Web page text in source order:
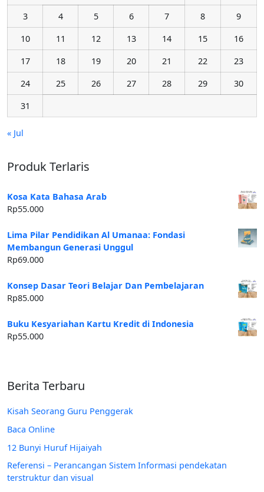
3
4 5 6 7 8
9
10
11 12 13 14 15
16
17
18 19 20 21 22
23
24
25 26 27 28 29
30
31
« Jul
Produk Terlaris
Kosa Kata Bahasa Arab
Rp55.000
Lima Pilar Pendidikan Al Umanaa: Fondasi
Membangun Generasi Unggul
Rp69.000
Konsep Dasar Teori Belajar Dan Pembelajaran
Rp85.000
Buku Kesyariahan Kartu Kredit di Indonesia
Rp55.000
Berita Terbaru
Kisah Seorang Guru Penggerak
Baca Online
12 Bunyi Huruf Hijaiyah
Referensi – Perancangan Sistem Informasi pendekatan
terstruktur dan visual